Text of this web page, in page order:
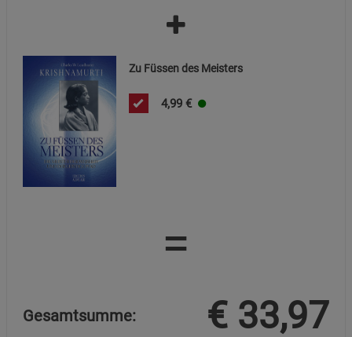
Zu Füssen des Meisters
4,99 €
=
Gesamtsumme: € 33,97